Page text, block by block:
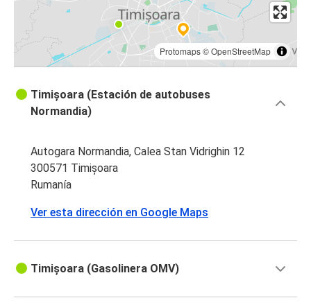
Protomaps©OpenStreetMap
Timișoara (Estación de autobuses
Normandia)
Autogara Normandia, Calea Stan Vidrighin 12
300571 Timișoara
Rumanía
Ver esta dirección en Google Maps
Timișoara (Gasolinera OMV)